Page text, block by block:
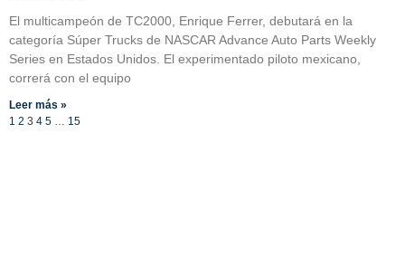
El multicampeón de TC2000, Enrique Ferrer, debutará en la
categoría Súper Trucks de NASCAR Advance Auto Parts Weekly
Series en Estados Unidos. El experimentado piloto mexicano,
correrá con el equipo
Leer más »
1 2 3 4 5 … 15